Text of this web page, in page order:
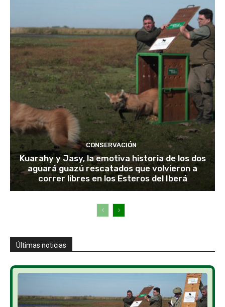
CONSERVACIÓN
Kuarahy y Jasy, la emotiva historia de los dos
aguará guazú rescatados que volvieron a
correr libres en los Esteros del Iberá
Últimas noticias